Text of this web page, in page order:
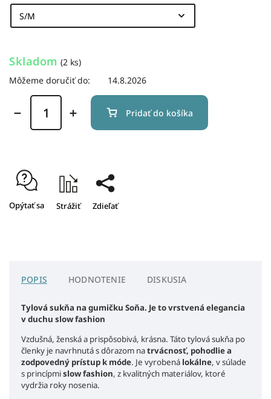
Skladom (2 ks)
Môžeme doručiť do:
14.8.2026
Pridať do košíka
Opýtať sa Strážiť Zdieľať
POPIS HODNOTENIE DISKUSIA
Tylová sukňa na gumičku Soňa. Je to vrstvená elegancia
v duchu slow fashion
Vzdušná, ženská a prispôsobivá, krásna. Táto tylová sukňa po
členky je navrhnutá s dôrazom natrvácnosť, pohodlie a
zodpovedný prístup k móde. Je vyrobená lokálne, v súlade
s princípmislow fashion, z kvalitných materiálov, ktoré
vydržia roky nosenia.